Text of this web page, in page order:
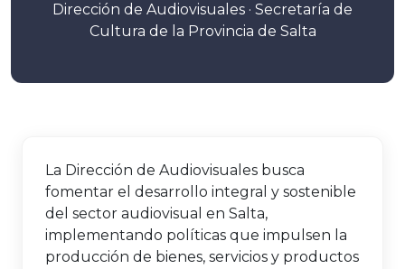
Dirección de Audiovisuales · Secretaría de
Cultura de la Provincia de Salta
La Dirección de Audiovisuales busca
fomentar el desarrollo integral y sostenible
del sector audiovisual en Salta,
implementando políticas que impulsen la
producción de bienes, servicios y productos